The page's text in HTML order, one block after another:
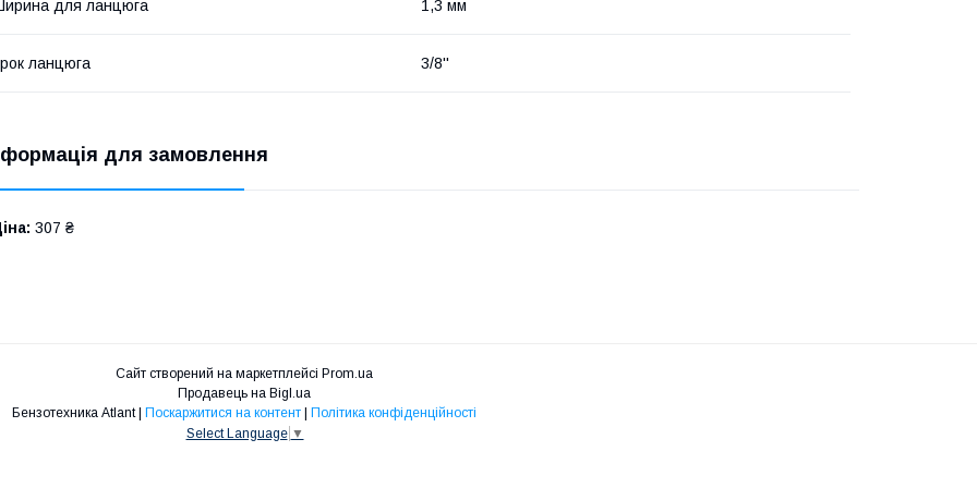
для ланцюга 1,3 мм
ланцюга 3/8''
для замовлення
307 ₴
Сайт створений на маркетплейсі Prom.ua
Продавець на Bigl.ua
Поскаржитися на контент
Політика конфіденційності
Select Language ▼